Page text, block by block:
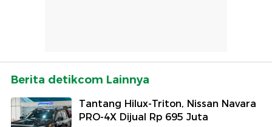
Berita detikcom Lainnya
Tantang Hilux-Triton, Nissan Navara
PRO-4X Dijual Rp 695 Juta